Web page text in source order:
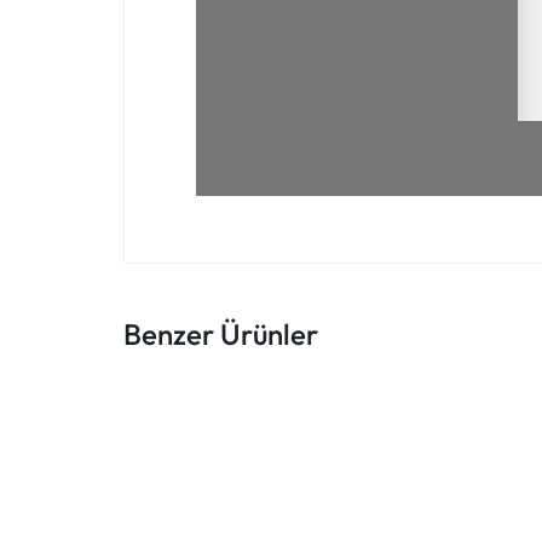
Benzer Ürünler